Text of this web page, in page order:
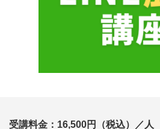
受講料金：16,500円（税込）／人